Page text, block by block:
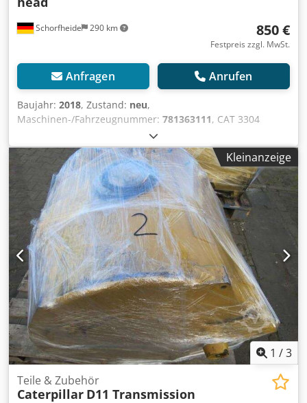
Schorfheide 290 km 850 €
Festpreis zzgl. MwSt.
Anfragen Anrufen
Baujahr: 2018, Zustand: neu,
Maschinen-/Fahrzeugnummer: 781363111, CAT 3304
Zylinderkopf Dodpfx Ashyx U Dscljck * Neu * Weitere
Informationen Typ: Motor, Allgemeiner Zustand: sehr gut,
Technischer Zustand: sehr gut, Optischer Zustand: sehr
Kleinanzeige
1 /3
Teile & Zubehör
Caterpillar D11 Transmission